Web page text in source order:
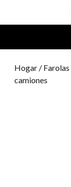
Hogar / Farolas
camiones